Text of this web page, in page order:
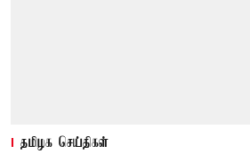
தமிழக செய்திகள்